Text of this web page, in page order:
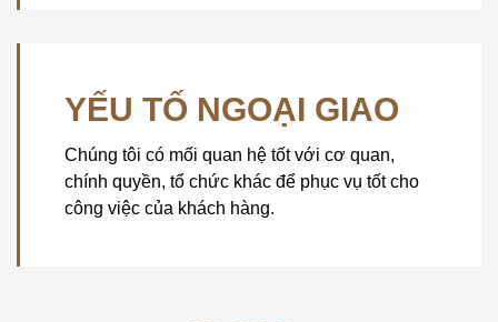
YẾU TỐ NGOẠI GIAO
Chúng tôi có mối quan hệ tốt với cơ quan,
chính quyền, tổ chức khác để phục vụ tốt cho
công việc của khách hàng.